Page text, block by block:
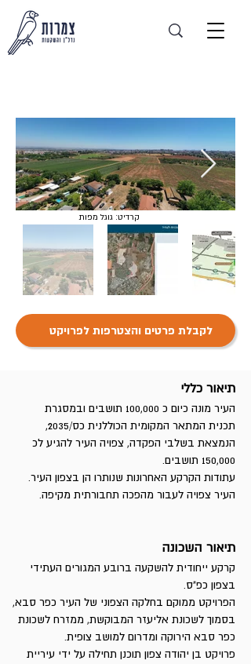
קרדיט: גוגל מפות
לקבלת פרטים והצטרפות לפרויקט
תיאור כללי
העיר מונה כיום כ 100,000 תושבים ובמסגרת
תכנית המתאר המקומית הכוללנית כס/2035,
הנמצאת בשלבי הפקדה, צפויה העיר להגיע לכ
150,000 תושבים.
.עתודות הקרקע האחרונות שנותרו הן בצפון העיר
.העיר צפויה לעבור מהפכה תחבורתית מקיפה
תיאור השכונה
קרקע ייחודית להשקעה ברובע המגורים העתידי
בצפון כפ"ס.
הפרויקט ממוקם בחלקה הצפוני של העיר כפר סבא,
בסמוך לשכונת אליעזר המבוקשת, ממזרח לשכונת
כפר סבא הירוקה ומדרום למושב צופית.
פרויקט בן יהודה צפון תוכנן תחילה על ידי עיריית